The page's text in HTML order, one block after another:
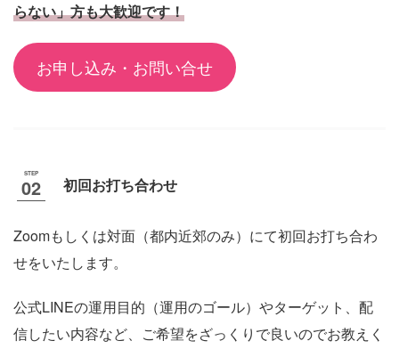
らない」方も大歓迎です！
お申し込み・お問い合せ
初回お打ち合わせ
Zoomもしくは対面（都内近郊のみ）にて初回お打ち合わ
せをいたします。
公式LINEの運用目的（運用のゴール）やターゲット、配
信したい内容など、ご希望をざっくりで良いのでお教えく